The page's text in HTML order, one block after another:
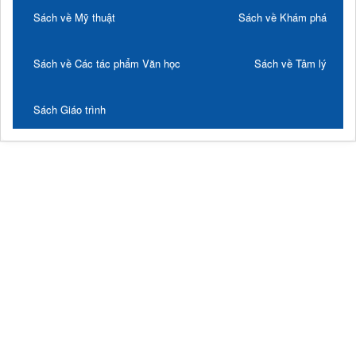
Sách về Mỹ thuật Sách về Khám phá
Sách về Các tác phẩm Văn học Sách về Tâm lý
Sách Giáo trình